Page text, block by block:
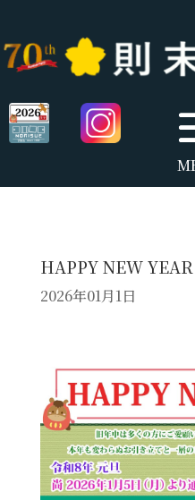
HAPPY NEW YEAR
2026年01月1日